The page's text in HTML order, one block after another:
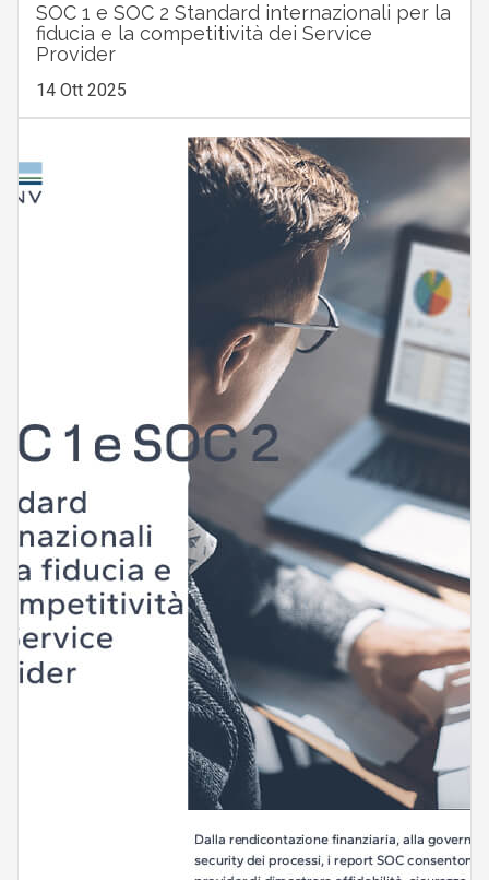
SOC 1 e SOC 2 Standard internazionali per la
fiducia e la competitività dei Service
Provider
14 Ott 2025